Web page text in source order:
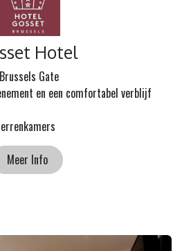
Hotel
Gate
en een comfortabel verblijf
Meer Info